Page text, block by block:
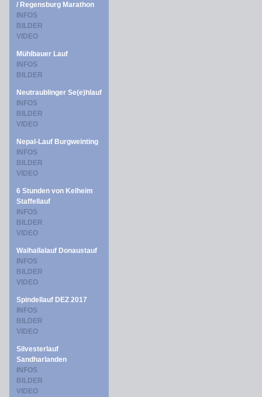
/ Regensburg Marathon
INFOS
BILDER
VIDEO
Mühlbauer Lauf
INFOS
BILDER
Neutraublinger Se(e)hlauf
INFOS
BILDER
VIDEO
Nepal-Lauf Burgweinting
INFOS
BILDER
VIDEO
6 Stunden von Kelheim
Staffellauf
INFOS
BILDER
VIDEO
Walhallalauf Donaustauf
INFOS
BILDER
VIDEO
Spindellauf DEZ 2017
INFOS
BILDER
VIDEO
Silvesterlauf
Sandharlanden
INFOS
BILDER
VIDEO